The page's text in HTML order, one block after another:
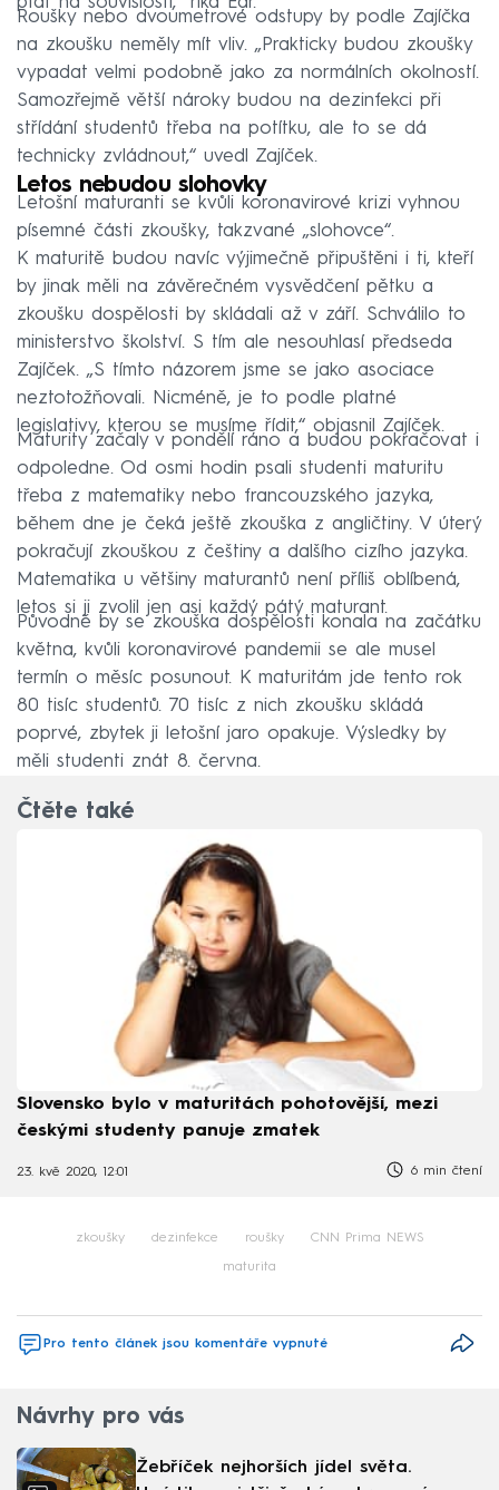
Roušky nebo dvoumetrové odstupy by podle Zajíčka
na zkoušku neměly mít vliv. „Prakticky budou zkoušky
vypadat velmi podobně jako za normálních okolností.
Samozřejmě větší nároky budou na dezinfekci při
střídání studentů třeba na potítku, ale to se dá
technicky zvládnout,“ uvedl Zajíček.
Letos nebudou slohovky
Letošní maturanti se kvůli koronavirové krizi vyhnou
písemné části zkoušky, takzvané „slohovce“.
K maturitě budou navíc výjimečně připuštěni i ti, kteří
by jinak měli na závěrečném vysvědčení pětku a
zkoušku dospělosti by skládali až v září. Schválilo to
ministerstvo školství. S tím ale nesouhlasí předseda
Zajíček. „S tímto názorem jsme se jako asociace
neztotožňovali. Nicméně, je to podle platné
legislativy, kterou se musíme řídit,“ objasnil Zajíček.
Maturity začaly v pondělí ráno a budou pokračovat i
odpoledne. Od osmi hodin psali studenti maturitu
třeba z matematiky nebo francouzského jazyka,
během dne je čeká ještě zkouška z angličtiny. V úterý
pokračují zkouškou z češtiny a dalšího cizího jazyka.
Matematika u většiny maturantů není příliš oblíbená,
letos si ji zvolil jen asi každý pátý maturant.
Původně by se zkouška dospělosti konala na začátku
května, kvůli koronavirové pandemii se ale musel
termín o měsíc posunout. K maturitám jde tento rok
80 tisíc studentů. 70 tisíc z nich zkoušku skládá
poprvé, zbytek ji letošní jaro opakuje. Výsledky by
měli studenti znát 8. června.
Čtěte také
Slovensko bylo v maturitách pohotovější, mezi
českými studenty panuje zmatek
23. kvě 2020, 12:01 6 min čtení
zkoušky dezinfekce roušky CNN Prima NEWS
maturita
Pro tento článek jsou komentáře vypnuté
Návrhy pro vás
Žebříček nejhorších jídel světa.